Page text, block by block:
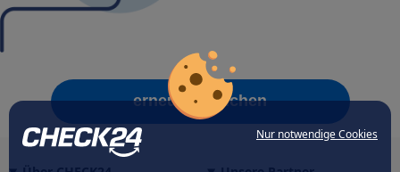
Nur notwendige Cookies
erneut versuchen